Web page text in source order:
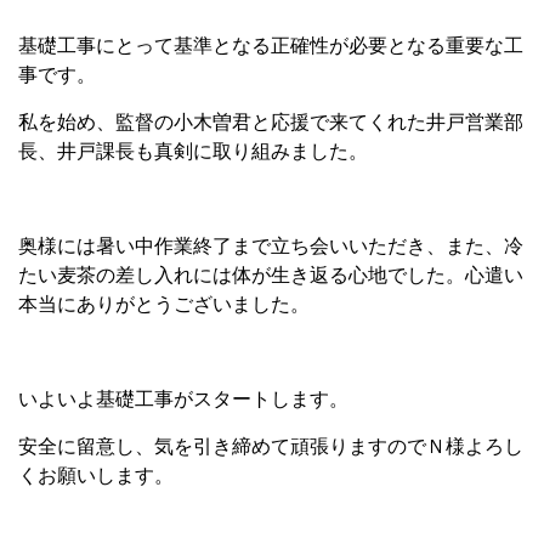
基礎工事にとって基準となる正確性が必要となる重要な工
事です。
私を始め、監督の小木曽君と応援で来てくれた井戸営業部
長、井戸課長も真剣に取り組みました。
奥様には暑い中作業終了まで立ち会いいただき、また、冷
たい麦茶の差し入れには体が生き返る心地でした。心遣い
本当にありがとうございました。
いよいよ基礎工事がスタートします。
安全に留意し、気を引き締めて頑張りますのでＮ様よろし
くお願いします。